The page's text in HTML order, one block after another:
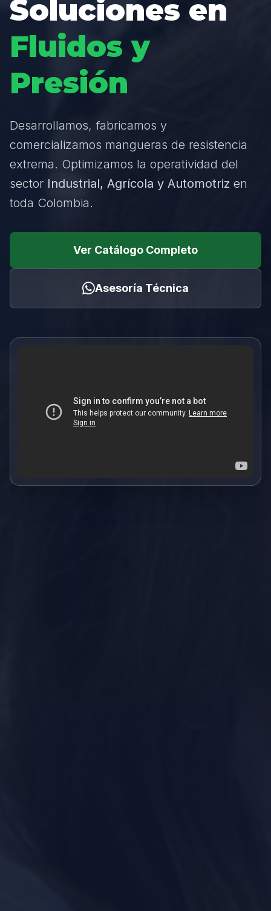
Soluciones en
Fluidos y
Presión
Desarrollamos, fabricamos y
comercializamos mangueras de resistencia
extrema. Optimizamos la operatividad del
sector Industrial, Agrícola y Automotriz en
toda Colombia.
Ver Catálogo Completo
Asesoría Técnica